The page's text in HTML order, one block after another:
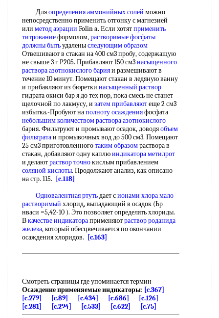
Дляопределения аммонийных солей можно
непосредственно применить отгонку с магнезией
или метод аэрации Folin a. Если хотятприменить
титрованиеформолом,растворимые фосфаты
должны бытьудаленыследующим образом
Отвешивают в стакан на 400 см3 пробу, содержащую
не свыше 3 г Р205. Прибавляют 150 см3насыщенного
раствораазотнокислого барияи размешивают в
течение 10 минут. Помещают стакан в ледяную ванну
и прибавляют из бюретки насыщенный раствор
гидрата окиси бар я до тех пор, пока смесь не станет
щелочной по лакмусу, и затем прибавляютеще 2 см3
избытка.-Пробуют наполноту осажденияфосфата
небольшим количествомраствора азотнокислого
бария. Фильтруют и промывают осадок, доводяобъем
фильтратаи промывочных вод до 500 см3. Помещают
25 см3 приготовленноготаким образомраствора в
стакан, добавляют одну каплюиндикатора метилрот
и делаютраствор точнокислым прибавлением
соляной кислоты. Продолжают анализ, как описано
на стр. 115.
[c.118]
Одновалентная ртутьдает сионами хлорамало
растворимый хлорид, выпадающий в осадок (Ьр
нваси =5,42-10 ). Это позволяет определять хлориды.
Вкачестве индикатораприменяютраствор роданида
железа, который обесцвечивается по окончании
осаждения хлоридов.
[c.163]
Смотреть страницы где упоминается термин
Осаждение применяемые индикаторы: [c.367]
[c.279]
[c.89] [c.434] [c.686]
[c.126]
[c.281]
[c.294] [c.533] [c.622] [c.75]